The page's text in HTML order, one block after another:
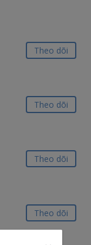
Theo dõi
Theo dõi
Theo dõi
Theo dõi